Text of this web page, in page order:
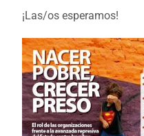
¡Las/os esperamos!